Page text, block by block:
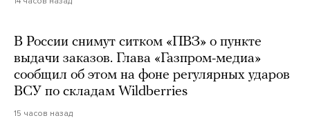
В России снимут ситком «ПВЗ» о пункте
выдачи заказов. Глава «Газпром-медиа»
сообщил об этом на фоне регулярных ударов
ВСУ по складам Wildberries
15 часов назад